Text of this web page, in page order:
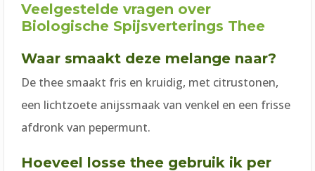
Veelgestelde vragen over
Biologische Spijsverterings Thee
Waar smaakt deze melange naar?
De thee smaakt fris en kruidig, met citrustonen,
een lichtzoete anijssmaak van venkel en een frisse
afdronk van pepermunt.
Hoeveel losse thee gebruik ik per